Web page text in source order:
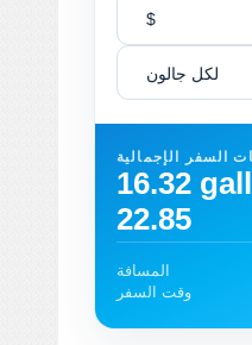
$
لكل جالون
السفر الإجمالية
16.32
22.85
المسافة
وقت السفر